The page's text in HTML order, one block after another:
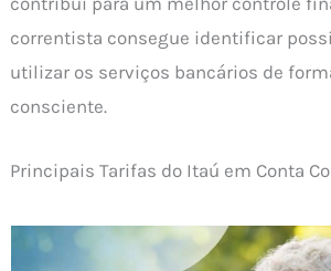
correntista consegue identificar
utilizar os serviços bancários de
consciente.
Principais Tarifas do Itaú em Conta